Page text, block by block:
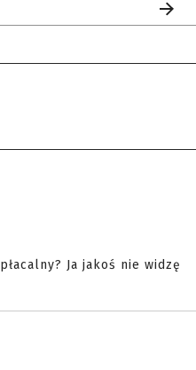
Ja jakoś nie widzę